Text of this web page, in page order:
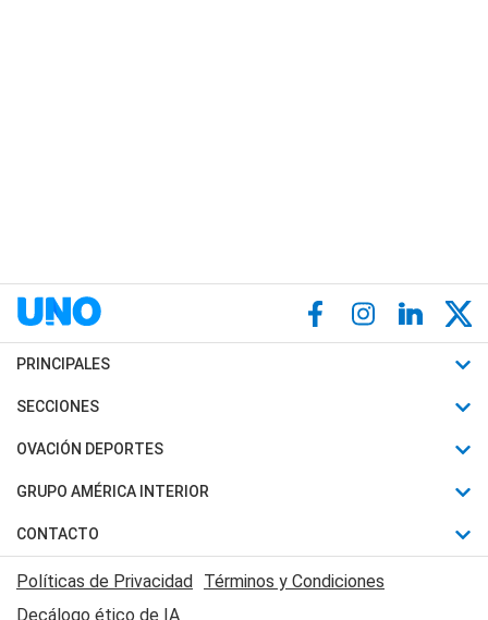
PRINCIPALES
Últimas Noticias
Política
Judiciales
Economia
SECCIONES
Horóscopo
Motores
Trucos caseros
Series y Películas
OVACIÓN DEPORTES
Fútbol
Mundial
Automovilismo
Rugby
GRUPO AMÉRICA INTERIOR
Canal 7 en Vivo
CONTACTO
Acerca de Nosotros
Contactanos
Políticas de Privacidad Términos y Condiciones
Decálogo ético de IA